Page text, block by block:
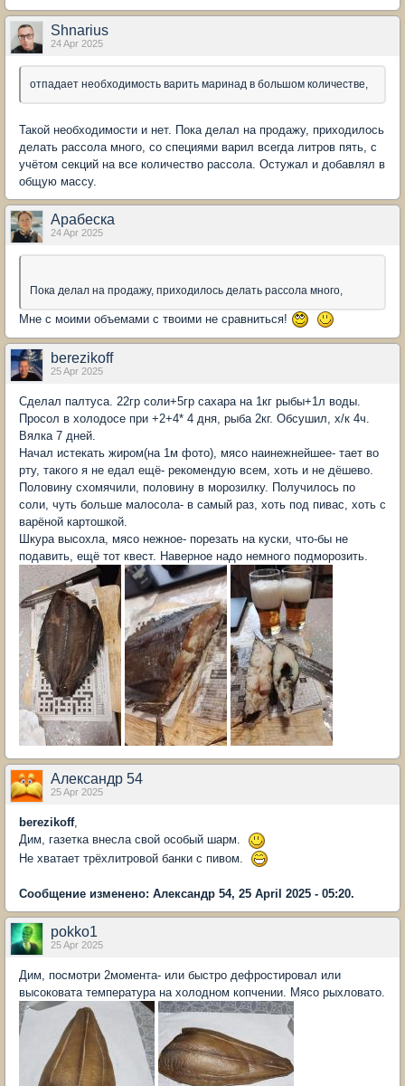
Shnarius
24 Apr 2025
отпадает необходимость варить маринад в большом количестве,
Такой необходимости и нет. Пока делал на продажу, приходилось
делать рассола много, со специями варил всегда литров пять, с
учётом секций на все количество рассола. Остужал и добавлял в
общую массу.
Арабеска
24 Apr 2025
Пока делал на продажу, приходилось делать рассола много,
Мне с моими объемами с твоими не сравниться!
berezikoff
25 Apr 2025
Сделал палтуса. 22гр соли+5гр сахара на 1кг рыбы+1л воды.
Просол в холодосе при +2+4* 4 дня, рыба 2кг. Обсушил, х/к 4ч.
Вялка 7 дней.
Начал истекать жиром(на 1м фото), мясо наинежнейшее- тает во
рту, такого я не едал ещё- рекомендую всем, хоть и не дёшево.
Половину схомячили, половину в морозилку. Получилось по
соли, чуть больше малосола- в самый раз, хоть под пивас, хоть с
варёной картошкой.
Шкура высохла, мясо нежное- порезать на куски, что-бы не
подавить, ещё тот квест. Наверное надо немного подморозить.
Александр 54
25 Apr 2025
berezikoff,
Дим, газетка внесла свой особый шарм.
Не хватает трёхлитровой банки с пивом.
Сообщение изменено: Александр 54, 25 April 2025 - 05:20.
pokko1
25 Apr 2025
Дим, посмотри 2момента- или быстро дефростировал или
высоковата температура на холодном копчении. Мясо рыхловато.